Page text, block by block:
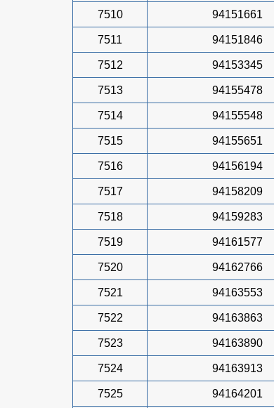
7510 94151661
7511 94151846
7512 94153345
7513 94155478
7514 94155548
7515 94155651
7516 94156194
7517 94158209
7518 94159283
7519 94161577
7520 94162766
7521 94163553
7522 94163863
7523 94163890
7524 94163913
7525 94164201